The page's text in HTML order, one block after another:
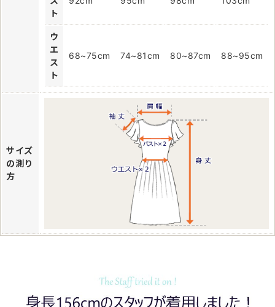
ト
ウ
エ
ス
ト
68~75cm 74~81cm 80~87cm 88~95cm
サイズ
の測り
方